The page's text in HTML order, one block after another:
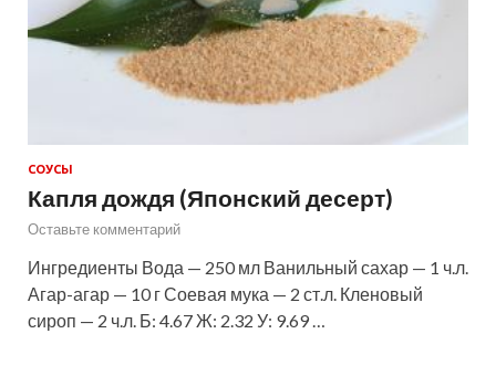
СОУСЫ
Капля дождя (Японский десерт)
Оставьте комментарий
Ингредиенты Вода — 250 мл Ванильный сахар — 1 ч.л.
Агар-агар — 10 г Соевая мука — 2 ст.л. Кленовый
сироп — 2 ч.л. Б: 4.67 Ж: 2.32 У: 9.69 …